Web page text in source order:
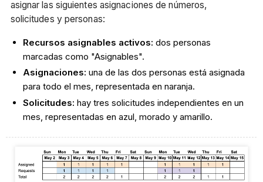
asignar las siguientes asignaciones de números,
solicitudes y personas:
Recursos asignables activos: dos personas
marcadas como "Asignables".
Asignaciones: una de las dos personas está asignada
para todo el mes, representada en naranja.
Solicitudes: hay tres solicitudes independientes en un
mes, representadas en azul, morado y amarillo.